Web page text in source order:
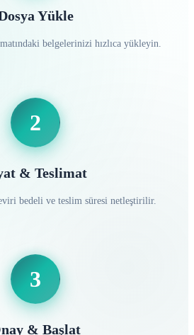
Yükle
belgelerinizi hızlıca yükleyin.
2
& Teslimat
bedeli ve teslim süresi netleştirilir.
3
& Başlat